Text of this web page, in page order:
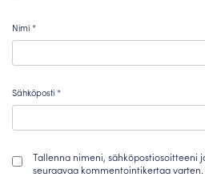
Nimi*
Sähköposti*
Tallenna nimeni, sähköpostiosoitteeni
seuraavaa kommentointikertaa varten.